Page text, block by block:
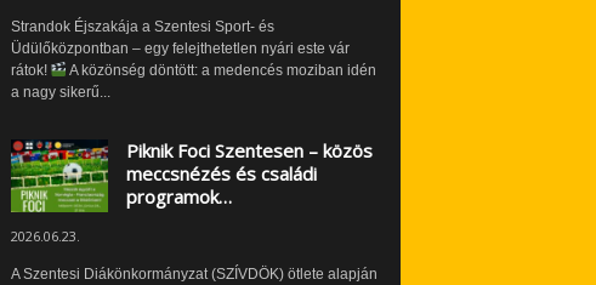
Strandok Éjszakája a Szentesi Sport- és
Üdülőközpontban – egy felejthetetlen nyári este vár
rátok!
A közönség döntött: a medencés moziban idén
a nagy sikerű...
Piknik Foci Szentesen – közös
meccsnézés és családi
programok…
2026.06.23.
A Szentesi Diákönkormányzat (SZÍVDÖK) ötlete alapján